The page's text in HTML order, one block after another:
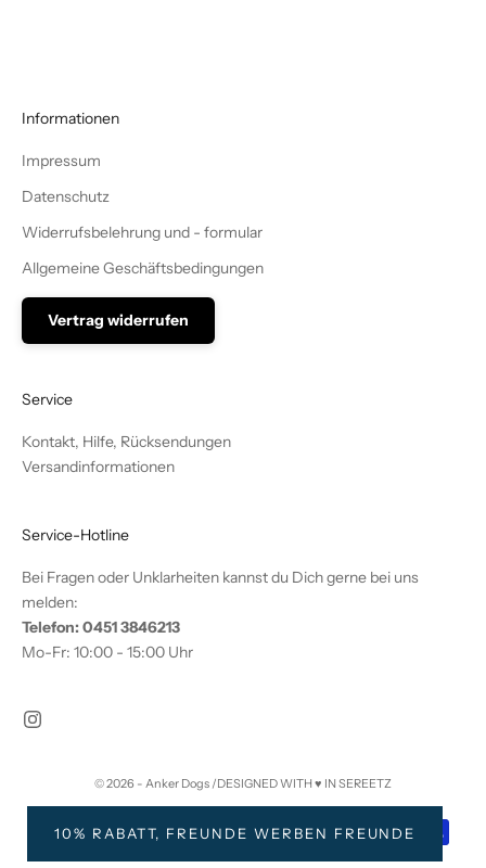
Informationen
Impressum
Datenschutz
Widerrufsbelehrung und - formular
Allgemeine Geschäftsbedingungen
Vertrag widerrufen
Service
Kontakt, Hilfe, Rücksendungen
Versandinformationen
Service-Hotline
Bei Fragen oder Unklarheiten kannst du Dich gerne bei uns
melden:
Telefon: 0451 3846213
Mo-Fr: 10:00 - 15:00 Uhr
© 2026 - Anker Dogs /DESIGNED WITH ♥️ IN SEREETZ
10% RABATT, FREUNDE WERBEN FREUNDE